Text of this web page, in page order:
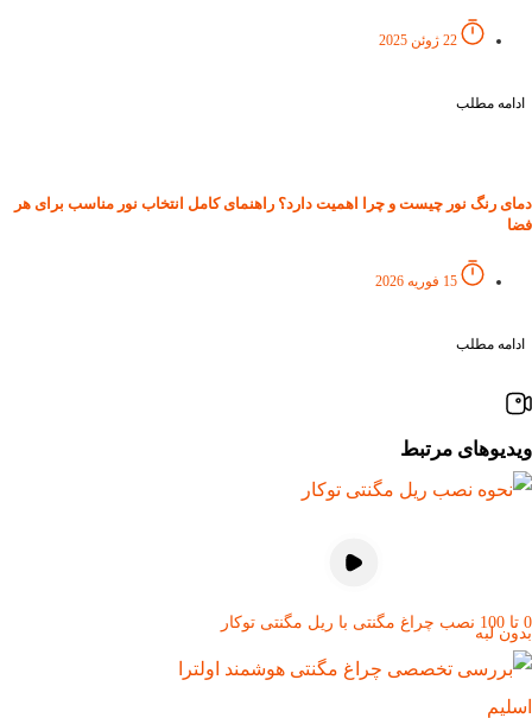
22 ژوئن 2025
ادامه مطلب
دمای رنگ نور چیست و چرا اهمیت دارد؟ راهنمای کامل انتخاب نور مناسب برای هر
فضا
15 فوریه 2026
ادامه مطلب
ویدیوهای مرتبط
0 تا 100 نصب چراغ مگنتی با ریل مگنتی توکار
بدون لبه